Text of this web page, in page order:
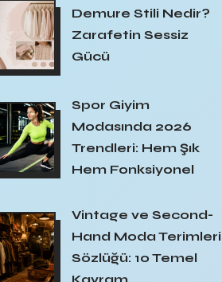
Demure Stili Nedir?
Zarafetin Sessiz
Gücü
Spor Giyim
Modasında 2026
Trendleri: Hem Şık
Hem Fonksiyonel
Vintage ve Second-
Hand Moda Terimleri
Sözlüğü: 10 Temel